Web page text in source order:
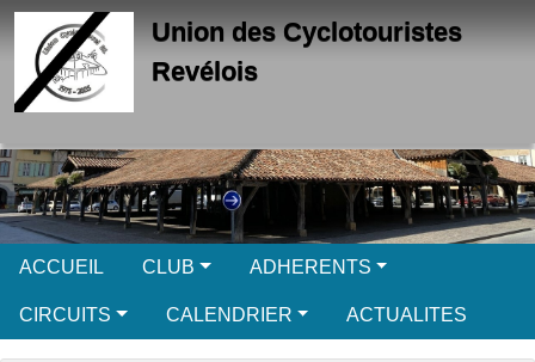
Union des Cyclotouristes
Revélois
ACCUEIL CLUB ADHERENTS
CIRCUITS CALENDRIER ACTUALITES
Panneau de gestion des cookies